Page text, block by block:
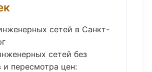
сетей в Санкт-
сетей без
и пересмотра цен: